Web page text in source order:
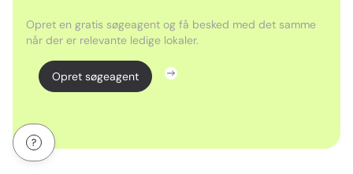
Opret en gratis søgeagent og få besked med det samme
når der er relevante ledige lokaler.
Opret søgeagent